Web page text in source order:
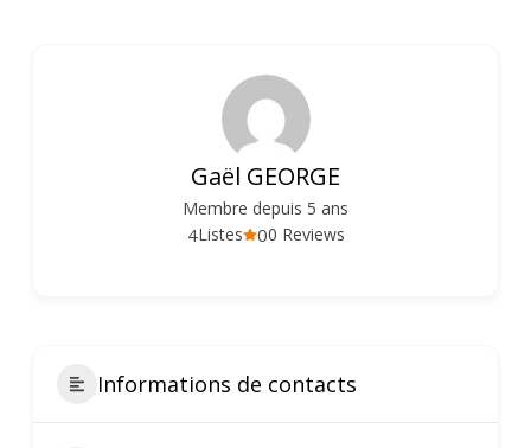
Gaël GEORGE
Membre depuis 5 ans
00 Reviews
4Listes
Informations de contacts